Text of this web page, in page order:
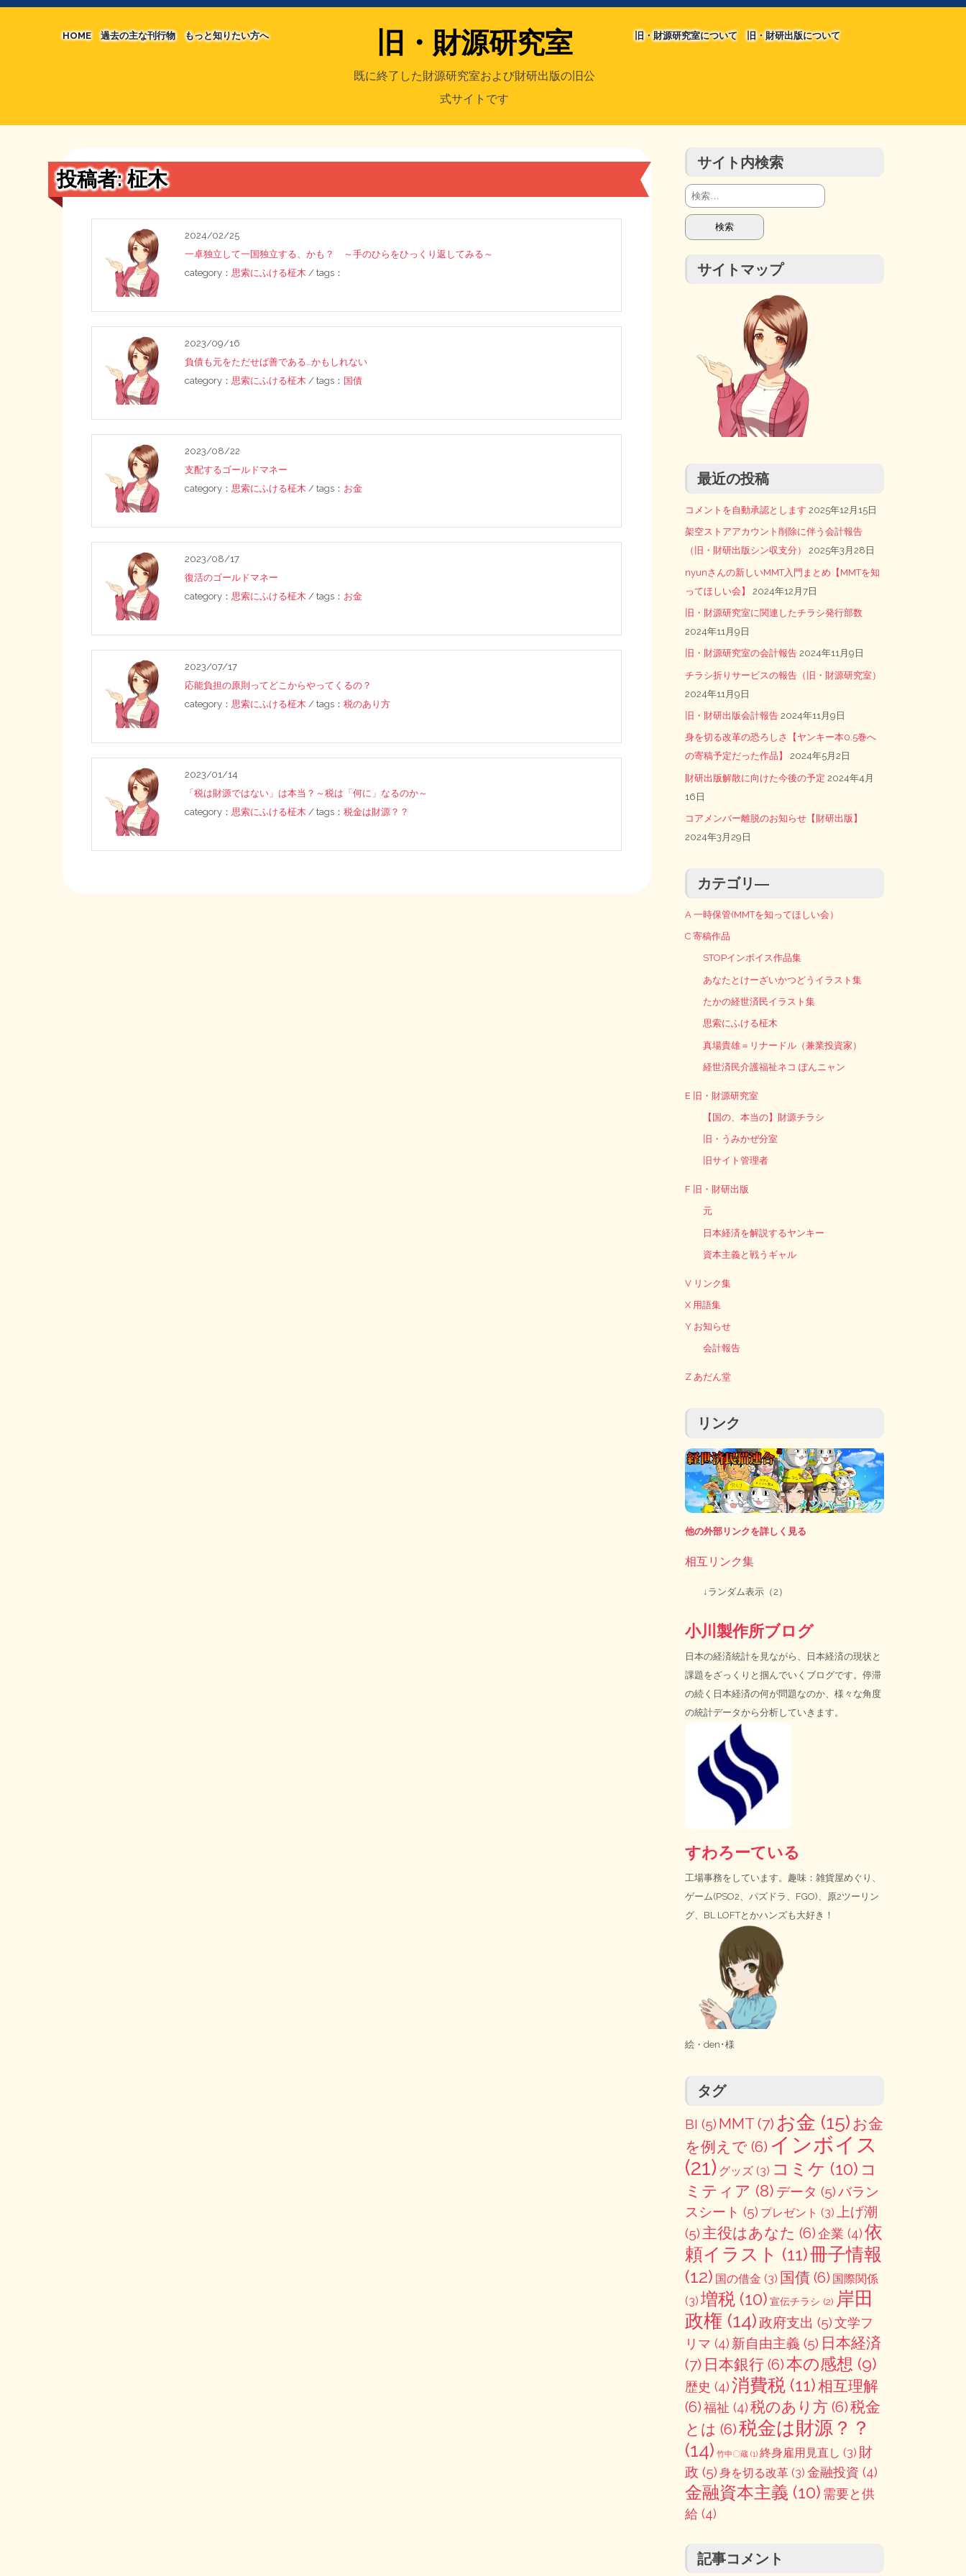
HOME 過去の主な刊行物 もっと知りたい方へ
用語集
旧・財源研究室
既に終了した財源研究室および財研出版の旧公
式サイトです
旧・財源研究室について 旧・財研出版について
投稿者:柾木
2024/02/25
一卓独立して一国独立する、かも？ ～手のひらをひっくり返してみる～
category：思索にふける柾木 / tags：
2023/09/16
負債も元をただせば善である…かもしれない
category：思索にふける柾木 / tags： 国債
2023/08/22
支配するゴールドマネー
category：思索にふける柾木 / tags： お金
2023/08/17
復活のゴールドマネー
category：思索にふける柾木 / tags： お金
2023/07/17
応能負担の原則ってどこからやってくるの？
category：思索にふける柾木 / tags：税のあり方
2023/01/14
「税は財源ではない」は本当？～税は「何に」なるのか～
category：思索にふける柾木 / tags：税金は財源？？
サイト内検索
検
索:
サイトマップ
最近の投稿
コメントを自動承認とします 2025年12月15日
架空ストアアカウント削除に伴う会計報告
（旧・財研出版シン収支分）
2025年3月28日
nyunさんの新しいMMT入門まとめ【MMTを知
ってほしい会】
2024年12月7日
旧・財源研究室に関連したチラシ発行部数
2024年11月9日
旧・財源研究室の会計報告 2024年11月9日
チラシ折りサービスの報告（旧・財源研究室）
2024年11月9日
旧・財研出版会計報告 2024年11月9日
身を切る改革の恐ろしさ【ヤンキー本0.5巻へ
の寄稿予定だった作品】
2024年5月2日
財研出版解散に向けた今後の予定 2024年4月
16日
コアメンバー離脱のお知らせ【財研出版】
2024年3月29日
カテゴリ―
A 一時保管(MMTを知ってほしい会）
C 寄稿作品
STOPインボイス作品集
あなたとけーざいかつどうイラスト集
たかの経世済民イラスト集
思索にふける柾木
真場貴雄＝リナードル（兼業投資家）
経世済民介護福祉ネコ ぽんニャン
E 旧・財源研究室
【国の、本当の】財源チラシ
旧・うみかぜ分室
旧サイト管理者
F 旧・財研出版
元
日本経済を解説するヤンキー
資本主義と戦うギャル
V リンク集
X 用語集
Y お知らせ
会計報告
Z あだん堂
リンク
他の外部リンクを詳しく見る
相互リンク集
↓ランダム表示（2）
小川製作所ブログ
日本の経済統計を見ながら、日本経済の現状と
課題をざっくりと掴んでいくブログです。停滞
の続く日本経済の何が問題なのか、様々な角度
の統計データから分析していきます。
すわろーている
工場事務をしています。趣味：雑貨屋めぐり、
ゲーム(PSO2、パズドラ、FGO)、原2ツーリン
グ、BL LOFTとかハンズも大好き！
絵・ den･様
タグ
BI (5) MMT(7) お金 (15) お金
を例えで(6) インボイス
(21) グッズ(3) コミケ (10) コ
ミティア (8) データ (5)バラン
スシート (5) プレゼント (3) 上げ潮
(5) 主役はあなた (6)企業 (4)依
頼イラスト (11)冊子情報
(12) 国の借金 (3) 国債(6) 国際関係
(3) 増税(10) 宣伝チラシ (2) 岸田
政権 (14)政府支出 (5)文学フ
リマ (4) 新自由主義 (5) 日本経済
(7) 日本銀行(6)本の感想 (9)
歴史 (4)消費税(11)相互理解
(6)福祉 (4)税のあり方(6)税金
とは (6)税金は財源？？
(14) 竹中〇蔵(1) 終身雇用見直し (3) 財
政 (5) 身を切る改革(3) 金融投資 (4)
金融資本主義 (10) 需要と供
給 (4)
記事コメント